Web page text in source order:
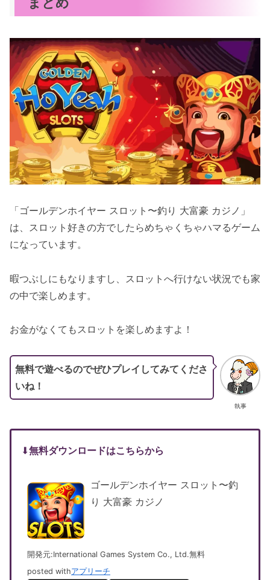
「ゴールデンホイヤー スロット〜釣り 大富豪 カジノ」
は、スロット好きの方でしたらめちゃくちゃハマるゲーム
になっています。
暇つぶしにもなりますし、スロットへ行けない状況でも家
の中で楽しめます。
お金がなくてもスロットを楽しめますよ！
執事
無料で遊べるのでぜひプレイしてみてくださ
いね！
⬇︎無料ダウンロードはこちらから
ゴールデンホイヤー スロット〜釣
り 大富豪 カジノ
開発元:International Games System Co., Ltd.無料
posted withアプリーチ